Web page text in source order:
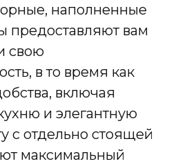
наполненные
предоставляют вам
свою
в то время как
включая
и элегантную
с отдельно стоящей
максимальный